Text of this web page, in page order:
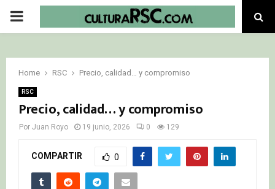
PRIMARY
Home RSC Precio, calidad… y compromiso
RSC
Precio, calidad… y compromiso
Por Juan Royo 19 junio, 2026 0 129
COMPARTIR 0